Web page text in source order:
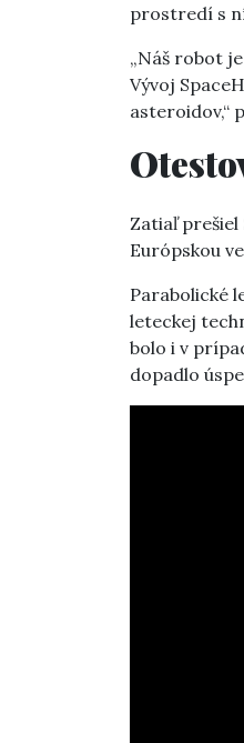
prostredí s
„Náš robot
Vývoj
asteroidov,“
Zatiaľ
Európskou
Parabolické
leteckej
bolo i v
dopadlo